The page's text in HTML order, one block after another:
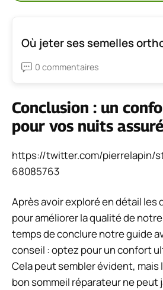
Où jeter ses semelles
0 commentaires
Conclusion : un
pour vos nuits assuré
https://twitter.com/pierrelapin/
68085763
Après avoir exploré en détail
pour améliorer la qualité de
temps de conclure notre guide
conseil : optez pour un confort
Cela peut sembler évident, mais
bon sommeil réparateur ne peut